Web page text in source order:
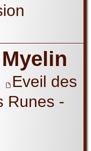
Eveil des
Runes -